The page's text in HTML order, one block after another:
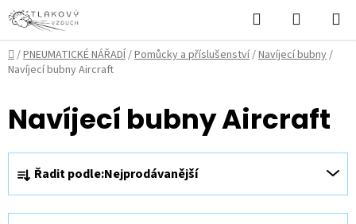
Přejít
na
obsah
Hledat
KOŠÍK
Domů
/PNEUMATICKÉ NÁŘADÍ/Pomůcky a příslušenství/Navíjecí bubny/
Navíjecí bubny Aircraft
Navíjecí bubny Aircraft
Ř
a
z
Řadit podle:Nejprodávanější